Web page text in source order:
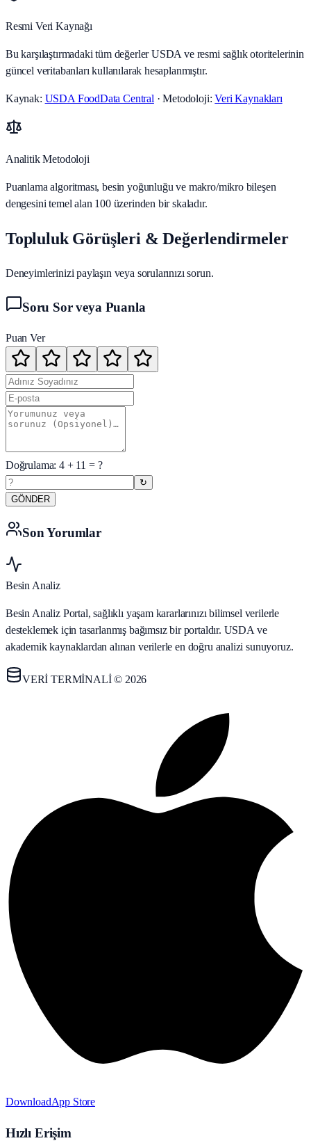
Resmi Veri Kaynağı
Bu karşılaştırmadaki tüm değerler USDA ve resmi sağlık otoritelerinin
güncel veritabanları kullanılarak hesaplanmıştır.
Kaynak: USDA FoodData Central · Metodoloji:Veri Kaynakları
Analitik Metodoloji
Puanlama algoritması, besin yoğunluğu ve makro/mikro bileşen
dengesini temel alan 100 üzerinden bir skaladır.
Topluluk Görüşleri & Değerlendirmeler
Deneyimlerinizi paylaşın veya sorularınızı sorun.
Soru Sor veya Puanla
Puan Ver
Doğrulama:4+ 11 = ?
↻
GÖNDER
Son Yorumlar
Besin Analiz
Besin Analiz Portal, sağlıklı yaşam kararlarınızı bilimsel verilerle
desteklemek için tasarlanmış bağımsız bir portaldır. USDA ve
akademik kaynaklardan alınan verilerle en doğru analizi sunuyoruz.
VERİ TERMİNALİ © 2026
DownloadApp Store
Hızlı Erişim